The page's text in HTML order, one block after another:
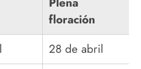
floración
28 de abril